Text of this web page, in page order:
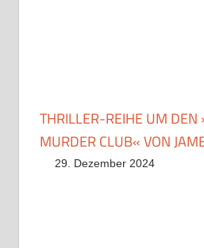
THRILLER-REIHE UM DEN
MURDER CLUB« VON
29. Dezember 2024